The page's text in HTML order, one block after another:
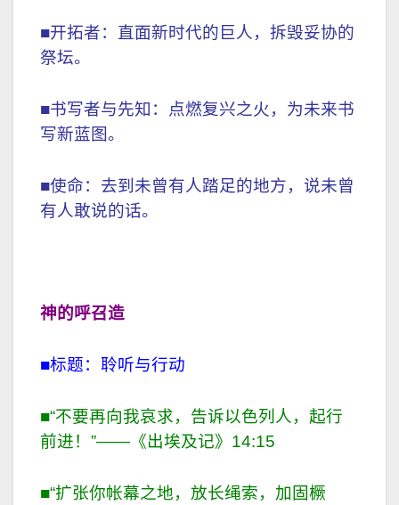
■开拓者：直面新时代的巨人，拆毁妥协的
祭坛。
■书写者与先知：点燃复兴之火，为未来书
写新蓝图。
■使命：去到未曾有人踏足的地方，说未曾
有人敢说的话。
神的呼召造
■标题：聆听与行动
■“不要再向我哀求，告诉以色列人，起行
前进！”——《出埃及记》14:15
■“扩张你帐幕之地，放长绳索，加固橛